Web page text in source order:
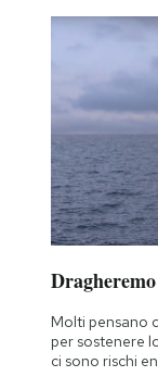
Molti pensano
per sostenere
ci sono rischi